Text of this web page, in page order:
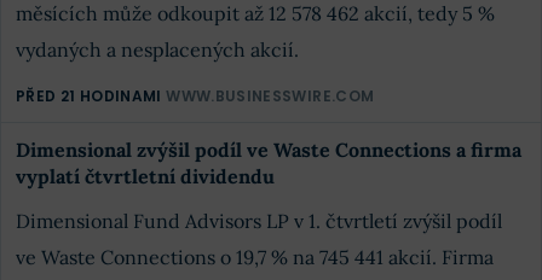
měsících může odkoupit až 12 578 462 akcií, tedy 5 %
vydaných a nesplacených akcií.
PŘED 21 HODINAMI WWW.BUSINESSWIRE.COM
Dimensional zvýšil podíl ve Waste Connections a firma
vyplatí čtvrtletní dividendu
Dimensional Fund Advisors LP v 1. čtvrtletí zvýšil podíl
ve Waste Connections o 19,7 % na 745 441 akcií. Firma